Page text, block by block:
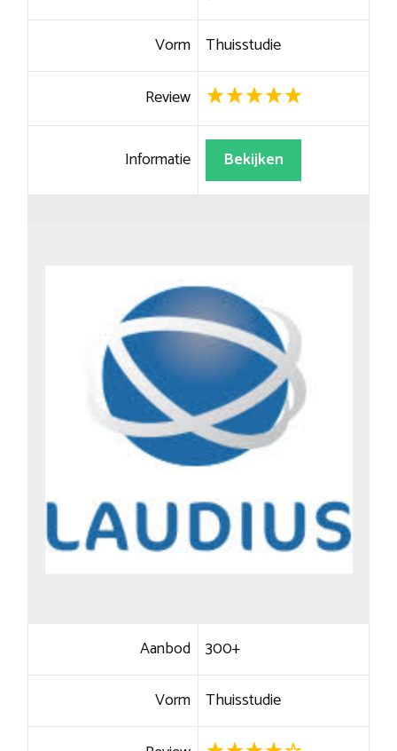
Vorm Thuisstudie
Review
Informatie Bekijken
Aanbod 300+
Vorm Thuisstudie